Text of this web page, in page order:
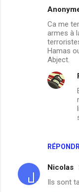
s
Ca me
armes à
Hamas
Abject.
Nicolas
Ils sont